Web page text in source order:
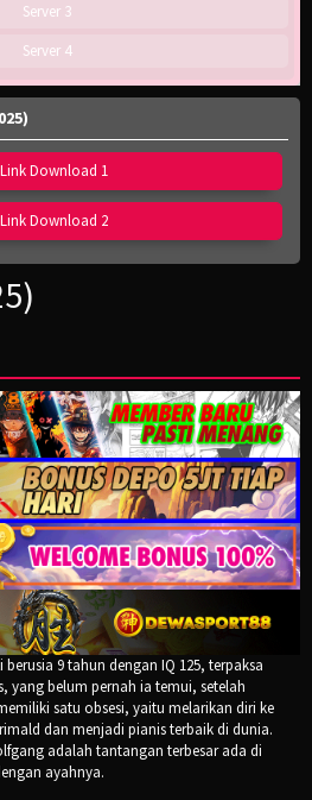
Server 3
Server 4
Link Download 1
Link Download 2
9 tahun dengan IQ 125, terpaksa
yang belum pernah ia temui, setelah
satu obsesi, yaitu melarikan diri ke
dan menjadi pianis terbaik di dunia.
adalah tantangan terbesar ada di
ayahnya.